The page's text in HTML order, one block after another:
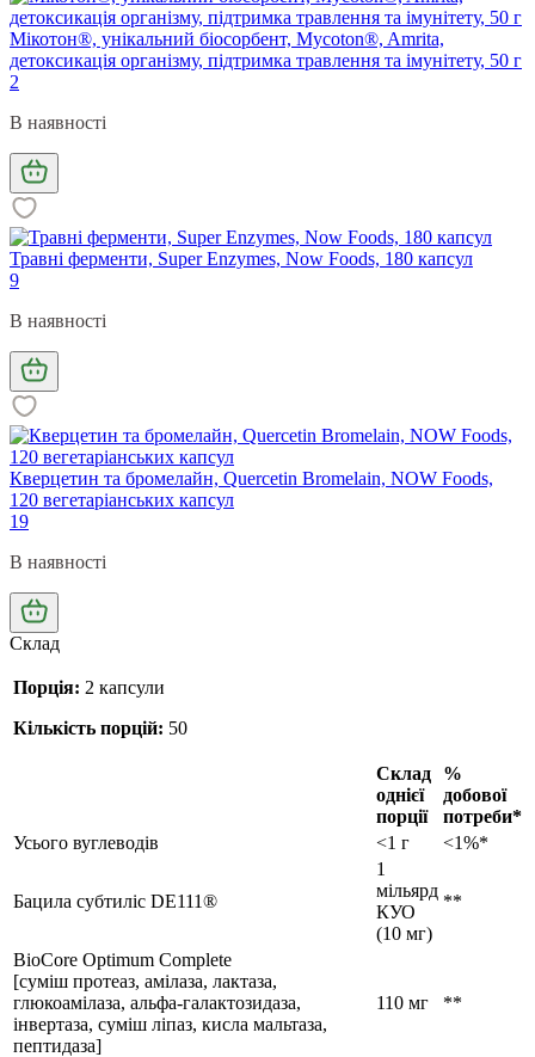
Мікотон®, унікальний біосорбент, Mycoton®, Amrita,
детоксикація організму, підтримка травлення та імунітету, 50 г
2
В наявності
Травні ферменти, Super Enzymes, Now Foods, 180 капсул
9
В наявності
Кверцетин та бромелайн, Quercetin Bromelain, NOW Foods,
120 вегетаріанських капсул
19
В наявності
Склад
Порція: 2 капсули
Кількість порцій: 50
Склад
однієї
порції
%
добової
потреби*
Усього вуглеводів
<1 г <1%*
Бацила субтиліс DE111®
1
мільярд
КУО
(10 мг)
**
BioCore Optimum Complete
[суміш протеаз, амілаза, лактаза,
глюкоамілаза, альфа-галактозидаза,
інвертаза, суміш ліпаз, кисла мальтаза,
пептидаза]
110 мг **